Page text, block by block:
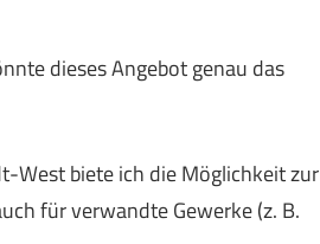
dieses Angebot genau das
West biete ich die Möglichkeit zur
für verwandte Gewerke (z. B.